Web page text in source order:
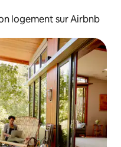
logement sur Airbnb